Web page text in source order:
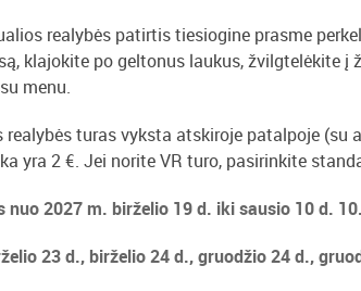
realybės patirtis tiesiogine prasme
klajokite po geltonus laukus, žvilgtelėkite
menu.
realybės turas vyksta atskiroje patalpoje
yra 2 €. Jei norite VR turo, pasirinkite
nuo 2027 m. birželio 19 d. iki sausio 10 d.
23 d., birželio 24 d., gruodžio 24 d.,